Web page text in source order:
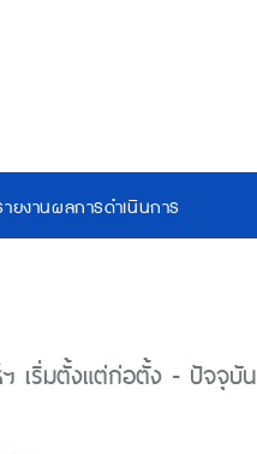
ยงานผลการดำเนินการ
ฯ เริ่มตั้งแต่ก่อตั้ง - ปัจจุบัน